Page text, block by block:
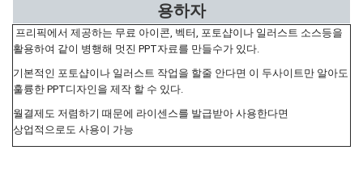
용하자
프리픽에서 제공하는 무료 아이콘, 벡터, 포토샵이나 일러스트 소스등을
활용하여 같이 병행해 멋진 PPT자료를 만들수가 있다.
기본적인 포토샵이나 일러스트 작업을 할줄 안다면 이 두사이트만 알아도
훌륭한 PPT디자인을 제작 할 수 있다.
월결제도 저렴하기 때문에 라이센스를 발급받아 사용한다면
상업적으로도 사용이 가능